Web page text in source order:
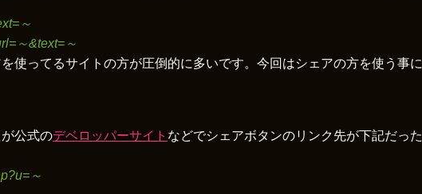
～
～&text=～
使ってるサイトの方が圧倒的に多いです。今回はシェアの方を使う事に
公式のデベロッパーサイト などでシェアボタンのリンク先が下記だった
～